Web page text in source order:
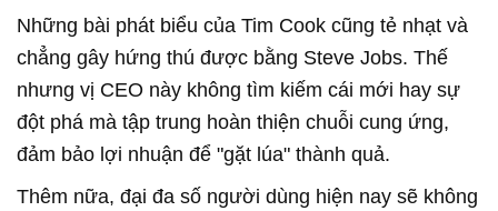
Những bài phát biểu của Tim Cook cũng tẻ nhạt và
chẳng gây hứng thú được bằng Steve Jobs. Thế
nhưng vị CEO này không tìm kiếm cái mới hay sự
đột phá mà tập trung hoàn thiện chuỗi cung ứng,
đảm bảo lợi nhuận để "gặt lúa" thành quả.
Thêm nữa, đại đa số người dùng hiện nay sẽ không